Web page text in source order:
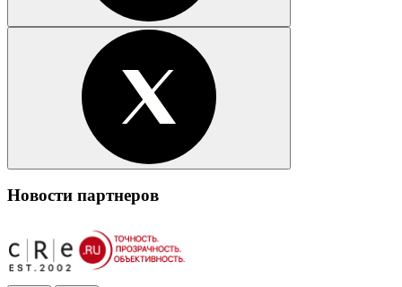
Новости партнеров